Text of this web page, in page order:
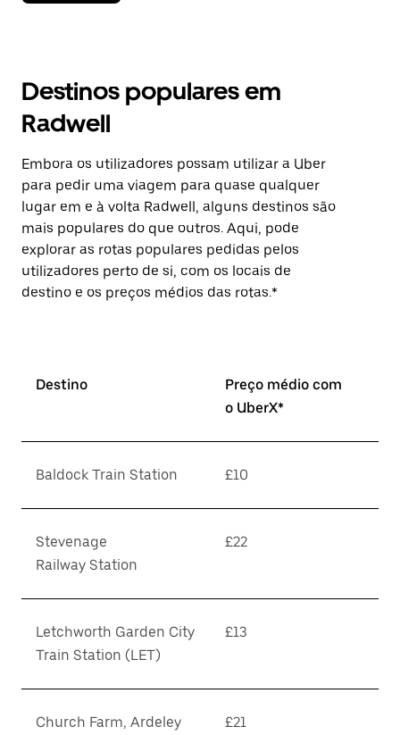
Destinos populares em
Radwell
Embora os utilizadores possam utilizar a Uber
para pedir uma viagem para quase qualquer
lugar em e à volta Radwell, alguns destinos são
mais populares do que outros. Aqui, pode
explorar as rotas populares pedidas pelos
utilizadores perto de si, com os locais de
destino e os preços médios das rotas.*
Destino
Preço médio com
o UberX*
Baldock Train Station £10
Stevenage
Railway Station
£22
Letchworth Garden City
Train Station (LET)
£13
Church Farm, Ardeley £21